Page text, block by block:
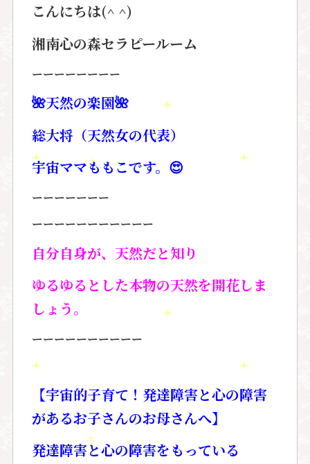
こんにちは(^ ^)
湘南心の森セラピールーム
ーーーーーーーー
🌺天然の楽園🌺
総大将（天然女の代表）
宇宙ママももこです。 😍
ーーーーーーー
ーーーーーーーーーーー
自分自身が、天然だと知り
ゆるゆるとした本物の天然を開花しま
しょう。
ーーーーーーーーーー
【宇宙的子育て！発達障害と心の障害
があるお子さんのお母さんへ】
発達障害と心の障害をもっている